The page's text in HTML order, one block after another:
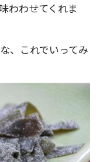
わわせてくれま
、これでいってみ